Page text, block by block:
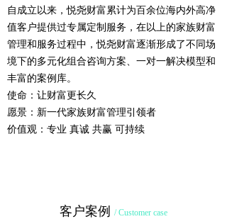
自成立以来，悦尧财富累计为百余位海内外高净
值客户提供过专属定制服务，在以上的家族财富
管理和服务过程中，悦尧财富逐渐形成了不同场
境下的多元化组合咨询方案、一对一解决模型和
丰富的案例库。
使命：让财富更长久
愿景：新一代家族财富管理引领者
价值观：专业 真诚 共赢 可持续
客户案例 / Customer case